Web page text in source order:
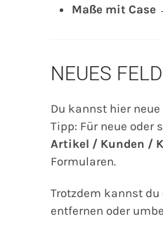
Maße mit Case
NEUES
Du kannst hier
Tipp: Für neue oder
Artikel / Kunden /
Formularen.
Trotzdem kannst
entfernen oder